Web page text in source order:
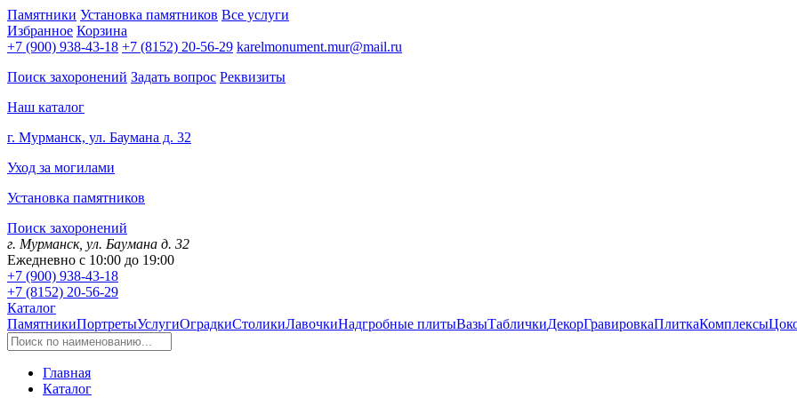
Памятники Установка памятников Все услуги
Избранное Корзина
+7 (900) 938-43-18 +7 (8152) 20-56-29 karelmonument.mur@mail.ru
Поиск захоронений Задать вопрос Реквизиты
Наш каталог
г. Мурманск, ул. Баумана д. 32
Уход за могилами
Установка памятников
Поиск захоронений
г. Мурманск, ул. Баумана д. 32
Ежедневно с 10:00 до 19:00
+7 (900) 938-43-18
+7 (8152) 20-56-29
Каталог
ПамятникиПортретыУслугиОградкиСтоликиЛавочкиНадгробные плитыВазыТабличкиДекорГравировкаПлиткаКомплексы
Главная
Каталог